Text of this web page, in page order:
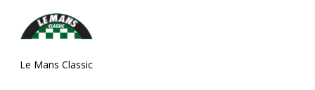
Le Mans Classic